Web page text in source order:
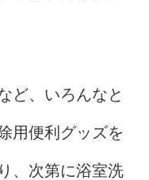
ど、いろんなと
用便利グッズを
、次第に浴室洗